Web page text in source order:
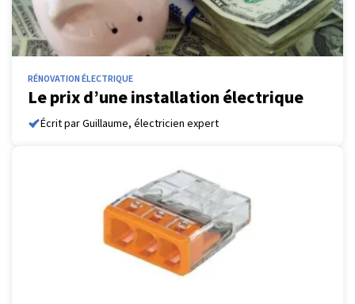
RÉNOVATION ÉLECTRIQUE
Le prix d’une installation électrique
Écrit par Guillaume, électricien expert